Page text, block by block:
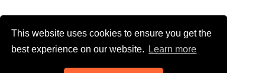
This website uses cookies to ensure you get the
best experience on our website.
Learn more